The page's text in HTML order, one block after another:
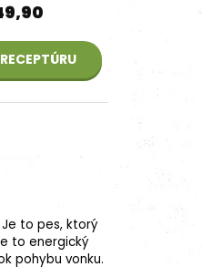
to pes, ktorý
to energický
pohybu vonku.